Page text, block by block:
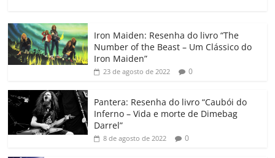
c
e
b
o
o
k
itt
er
at
s
A
p
e
dI
gl
e
Cl
a
ss
ro
p
y
Li
k
m
p
h
ar
Iron Maiden: Resenha do livro “The
Number of the Beast – Um Clássico do
Iron Maiden”
23 de agosto de 2022 0
Pantera: Resenha do livro “Caubói do
Inferno – Vida e morte de Dimebag
Darrel”
8 de agosto de 2022 0